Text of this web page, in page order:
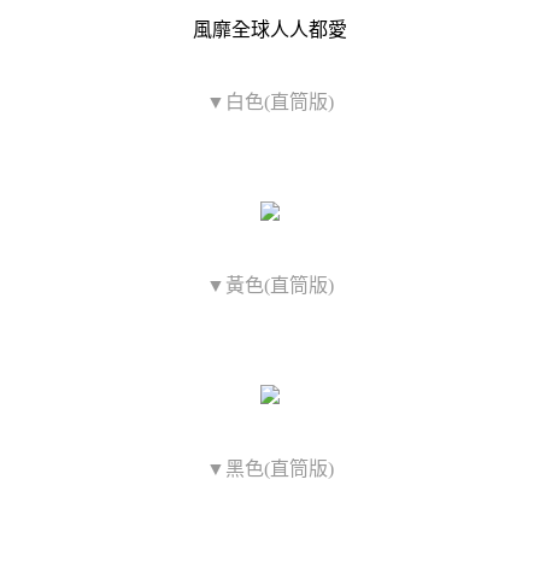
風靡全球人人都愛
▼白色(直筒版)
▼黃色(直筒版)
▼黑色(直筒版)